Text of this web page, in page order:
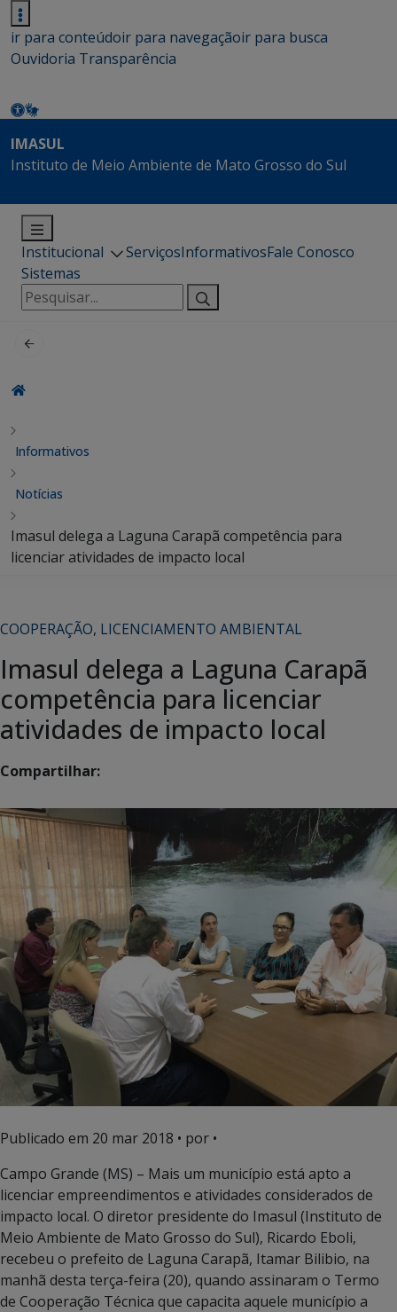
ir para conteúdoir para navegaçãoir para busca
Ouvidoria Transparência
IMASUL
Instituto de Meio Ambiente de Mato Grosso do Sul
Institucional ServiçosInformativosFale Conosco
Sistemas
Pesquisar
por:
Informativos
Notícias
Imasul delega a Laguna Carapã competência para
licenciar atividades de impacto local
COOPERAÇÃO, LICENCIAMENTO AMBIENTAL
Imasul delega a Laguna Carapã
competência para licenciar
atividades de impacto local
Compartilhar:
Publicado em 20 mar 2018 • por •
Campo Grande (MS) – Mais um município está apto a
licenciar empreendimentos e atividades considerados de
impacto local. O diretor presidente do Imasul (Instituto de
Meio Ambiente de Mato Grosso do Sul), Ricardo Eboli,
recebeu o prefeito de Laguna Carapã, Itamar Bilibio, na
manhã desta terça-feira (20), quando assinaram o Termo
de Cooperação Técnica que capacita aquele município a